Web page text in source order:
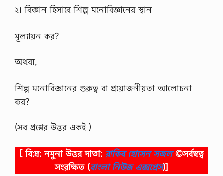
২। বিজ্ঞান হিসাবে শিল্প মনোবিজ্ঞানের স্থান
মূল্যায়ন কর?
অথবা,
শিল্প মনোবিজ্ঞানের গুরুত্ব বা প্রয়োজনীয়তা আলোচনা
কর?
(সব প্রশ্নের উত্তর একই )
[ বি:দ্র: নমুনা উত্তর দাতা: রাকিব হোসেন সজল©সর্বস্বত্ব
সংরক্ষিত (বাংলা নিউজ এক্সপ্রেস)]